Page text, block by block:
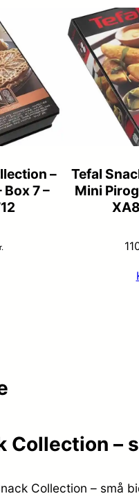
–
7 –
Tefal
Mini
Collection –
Collection – små